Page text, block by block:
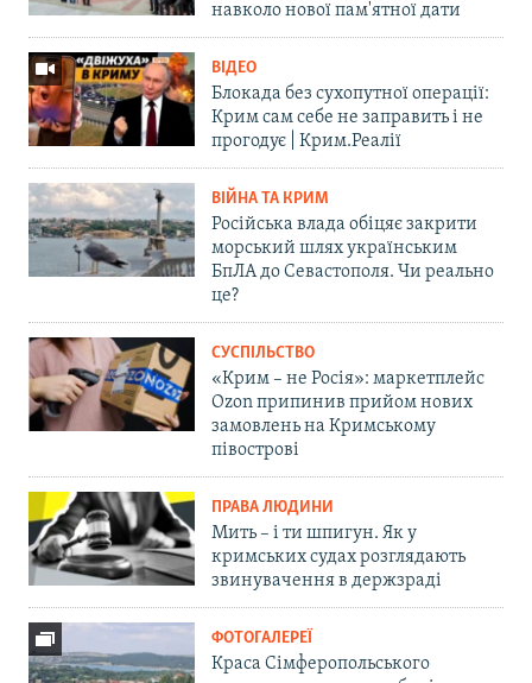
навколо нової пам'ятної дати
ВІДЕО
Блокада без сухопутної операції:
Крим сам себе не заправить і не
прогодує | Крим.Реалії
ВІЙНА ТА КРИМ
Російська влада обіцяє закрити
морський шлях українським
БпЛА до Севастополя. Чи реально
це?
СУСПІЛЬСТВО
«Крим – не Росія»: маркетплейс
Ozon припинив прийом нових
замовлень на Кримському
півострові
ПРАВА ЛЮДИНИ
Мить – і ти шпигун. Як у
кримських судах розглядають
звинувачення в держзраді
ФОТОГАЛЕРЕЇ
Краса Сімферопольського